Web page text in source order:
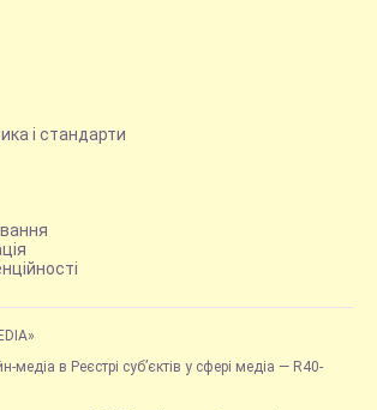
і стандарти
медіа в Реєстрі суб’єктів у сфері медіа — R40-